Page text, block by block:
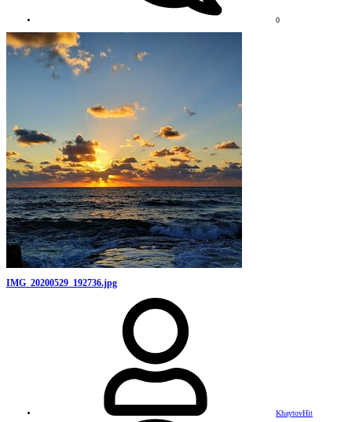
0
IMG_20200529_192736.jpg
KhaytovHit